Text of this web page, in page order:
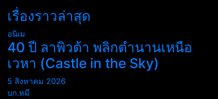
เรื่องราวล่าสุด
อนิเม
40 ปี ลาพิวต้า พลิกตำนานเหนือ
เวหา (Castle in the Sky)
5 สิงหาคม 2026
บก.หมี